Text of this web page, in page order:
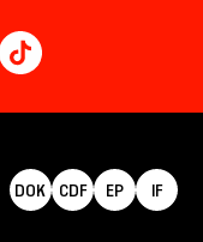
DOK CDF EP IF